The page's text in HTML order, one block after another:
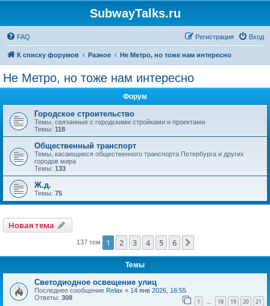
SubwayTalks.ru
FAQ Вход
Регистрация
К списку форумов Разное Не Метро, но тоже нам интересно
Не Метро, но тоже нам интересно
Форум
Городское строительство
Темы, связанные с городскими стройками и проектами
Темы: 118
Общественный транспорт
Темы, касающиеся общественного транспорта Петербурга и других
городов мира
Темы: 133
Ж.д.
Темы: 75
Новая тема
137 тем 1 2 3 4 5 6
Темы
Светодиодное освещение улиц
Последнее сообщение Relax « 14 янв 2026, 16:55
Ответы: 308 1 … 18 19 20 21